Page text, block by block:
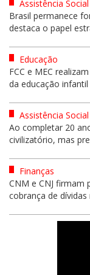
Assistência Social
Brasil permanece
destaca o papel
Educação
FCC e MEC
da educação
Assistência Social
Ao completar 20
civilizatório, mas
Finanças
CNM e CNJ
cobrança de dívidas